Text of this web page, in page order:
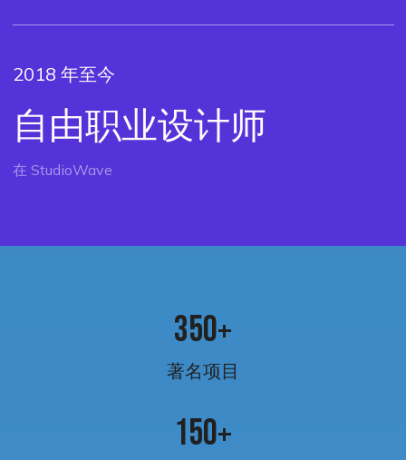
2018 年至今
自由职业设计师
在 StudioWave
350+
著名项目
150+